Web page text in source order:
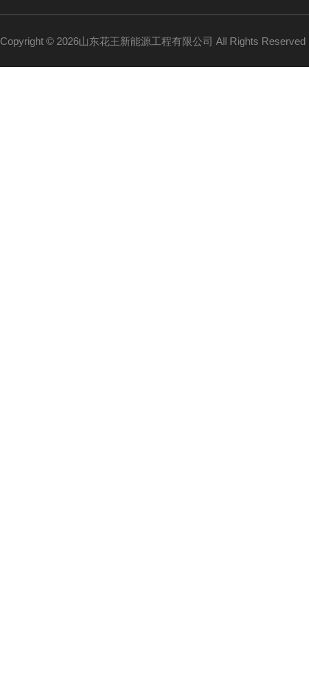
Copyright © 2026山东花王新能源工程有限公司 All Rights